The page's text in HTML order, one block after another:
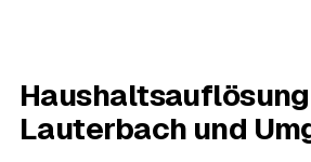
ohne Aufsehen, unauffällige
persönliche Gegenstände werden
Gerade nach einem Trauerfall in
Lauterbach und